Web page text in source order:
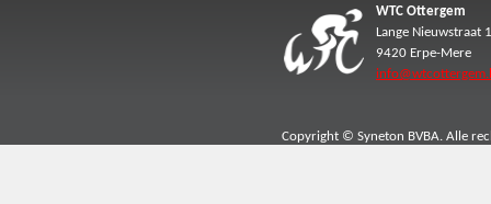
WTC Ottergem
Lange Nieuwstraat
9420 Erpe-Mere
Copyright © Syneton BVBA. Alle